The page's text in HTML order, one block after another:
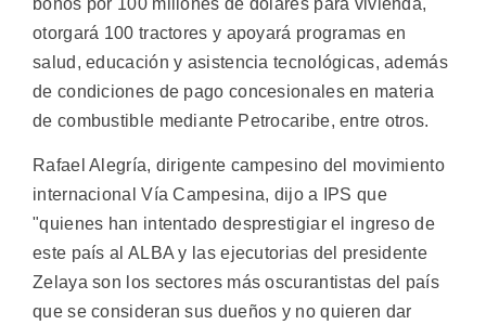
bonos por 100 millones de dólares para vivienda,
otorgará 100 tractores y apoyará programas en
salud, educación y asistencia tecnológicas, además
de condiciones de pago concesionales en materia
de combustible mediante Petrocaribe, entre otros.
Rafael Alegría, dirigente campesino del movimiento
internacional Vía Campesina, dijo a IPS que
"quienes han intentado desprestigiar el ingreso de
este país al ALBA y las ejecutorias del presidente
Zelaya son los sectores más oscurantistas del país
que se consideran sus dueños y no quieren dar